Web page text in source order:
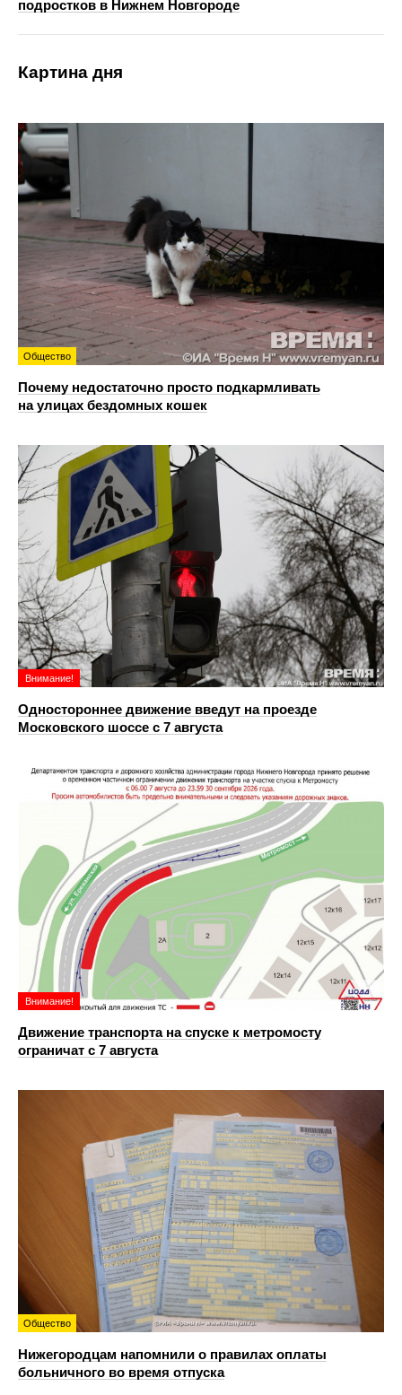
подростков в Нижнем Новгороде
Картина дня
Общество
Почему недостаточно просто подкармливать
на улицах бездомных кошек
Внимание!
Одностороннее движение введут на проезде
Московского шоссе с 7 августа
Внимание!
Движение транспорта на спуске к метромосту
ограничат с 7 августа
Общество
Нижегородцам напомнили о правилах оплаты
больничного во время отпуска